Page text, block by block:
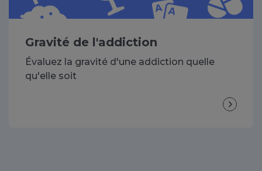
Gravité de l'addiction
Évaluez la gravité d'une addiction quelle
qu'elle soit